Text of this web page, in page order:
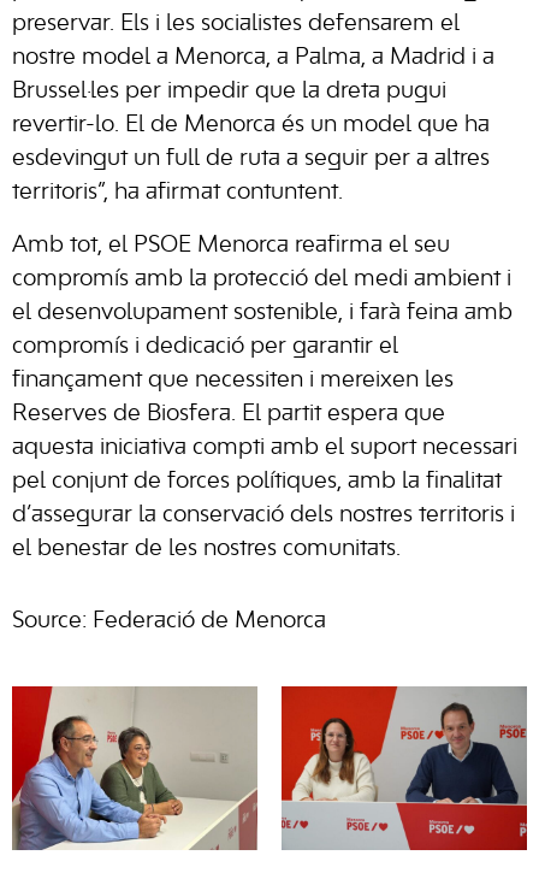
preservar. Els i les socialistes defensarem el
nostre model a Menorca, a Palma, a Madrid i a
Brussel·les per impedir que la dreta pugui
revertir-lo. El de Menorca és un model que ha
esdevingut un full de ruta a seguir per a altres
territoris”, ha afirmat contuntent.
Amb tot, el PSOE Menorca reafirma el seu
compromís amb la protecció del medi ambient i
el desenvolupament sostenible, i farà feina amb
compromís i dedicació per garantir el
finançament que necessiten i mereixen les
Reserves de Biosfera. El partit espera que
aquesta iniciativa compti amb el suport necessari
pel conjunt de forces polítiques, amb la finalitat
d’assegurar la conservació dels nostres territoris i
el benestar de les nostres comunitats.
Source: Federació de Menorca